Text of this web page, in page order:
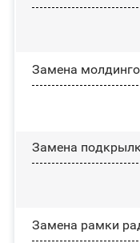
Замена
Замена
Замена рамки